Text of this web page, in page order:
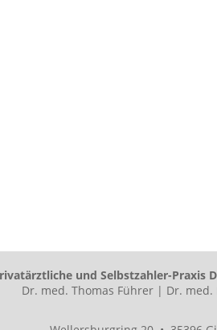
und Selbstzahler-Praxis
Dr. med. Thomas Führer | Dr.